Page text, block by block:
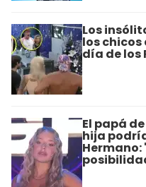
Los
los chicos
día de los
El papá
hija